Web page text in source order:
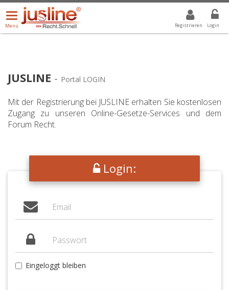
Registrieren Login
Menü
öffnen/schließen
Menü
ALLE DROPDOWN: GEWÄHLTER WERT IST ALLE
JUSLINE - Portal LOGIN
Mit der Registrierung bei JUSLINE erhalten Sie kostenlosen
Zugang zu unseren Online-Gesetze-Services und dem
Forum Recht.
Login:
Eingeloggt bleiben